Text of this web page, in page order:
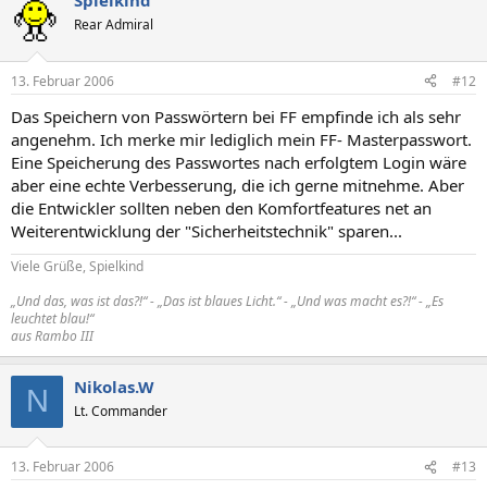
Rear Admiral
13. Februar 2006 #12
Das Speichern von Passwörtern bei FF empfinde ich als sehr
angenehm. Ich merke mir lediglich mein FF- Masterpasswort.
Eine Speicherung des Passwortes nach erfolgtem Login wäre
aber eine echte Verbesserung, die ich gerne mitnehme. Aber
die Entwickler sollten neben den Komfortfeatures net an
Weiterentwicklung der "Sicherheitstechnik" sparen...
Viele Grüße, Spielkind
„Und das, was ist das?!“ - „Das ist blaues Licht.“ - „Und was macht es?!“ - „Es
leuchtet blau!“
aus Rambo III
N Nikolas.W
Lt. Commander
13. Februar 2006 #13